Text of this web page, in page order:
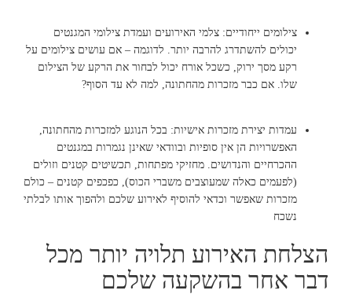
צילומים ייחודיים: צלמי האירועים ועמדת צילומי המגנטים
יכולים להשתדרג להרבה יותר. לדוגמה – אם עושים צילומים על
רקע מסך ירוק, כשכל אורח יכול לבחור את הרקע של הצילום
שלו. אם כבר מזכרות מהחתונה, למה לא עד הסוף?
עמדות יצירת מזכרות אישיות: בכל הנוגע למזכרות מהחתונה,
האפשרויות הן אין סופיות ובוודאי שאינן נגמרות במגנטים
ההכרחיים והנדושים. מחזיקי מפתחות, תכשיטים קטנים וזולים
(לפעמים כאלה שמעוצבים משברי הכוס), כפכפים קטנים – כולם
מזכרות שאפשר וכדאי להוסיף לאירוע שלכם ולהפוך אותו לבלתי
נשכח
הצלחת האירוע תלויה יותר מכל
דבר אחר בהשקעה שלכם